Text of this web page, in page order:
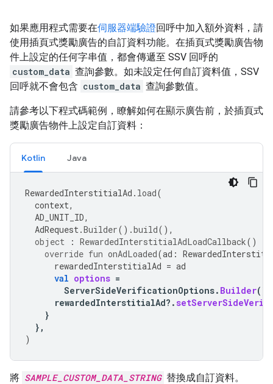
如果應用程式需要在伺服器端驗證回呼中加入額外資料，請
使用插頁式獎勵廣告的自訂資料功能。在插頁式獎勵廣告物
件上設定的任何字串值，都會傳遞至 SSV 回呼的
custom_data 查詢參數。如未設定任何自訂資料值，SSV
回呼就不會包含 custom_data 查詢參數值。
請參考以下程式碼範例，瞭解如何在顯示廣告前，於插頁式
獎勵廣告物件上設定自訂資料：
Kotlin Java
RewardedInterstitialAd . load(
context,
AD_UNIT_ID,
AdRequest.Builder().build(),
object
: RewardedInterstitialAdLoadCallback()
override fun onAdLoaded(ad :
rewardedInterstitialAd = ad
val options =
ServerSideVerificationOptions. Builder().
rewardedInterstitialAd?.
}
},
)
將 SAMPLE_CUSTOM_DATA_STRING 替換成自訂資料。